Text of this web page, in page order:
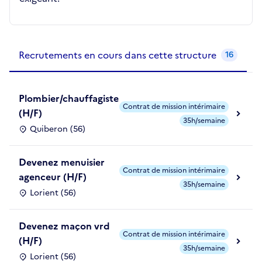
Recrutements en cours dans cette structure 16
Plombier/chauffagiste
(H/F)
Quiberon (56)
Contrat de mission intérimaire
35h/semaine
Devenez menuisier
agenceur (H/F)
Lorient (56)
Contrat de mission intérimaire
35h/semaine
Devenez maçon vrd
(H/F)
Lorient (56)
Contrat de mission intérimaire
35h/semaine